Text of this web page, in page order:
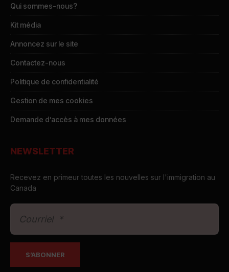
Qui sommes-nous?
Kit média
Annoncez sur le site
Contactez-nous
Politique de confidentialité
Gestion de mes cookies
Demande d’accès à mes données
NEWSLETTER
Recevez en primeur toutes les nouvelles sur l'immigration au
Canada